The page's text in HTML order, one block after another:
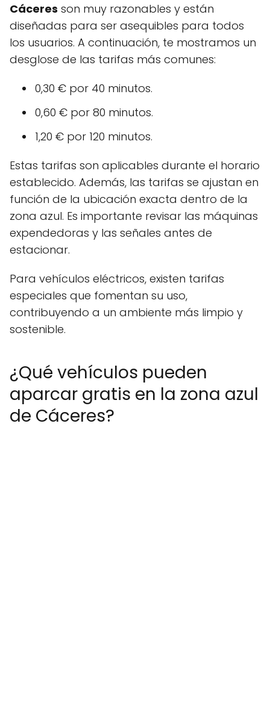
Cáceres son muy razonables y están
diseñadas para ser asequibles para todos
los usuarios. A continuación, te mostramos un
desglose de las tarifas más comunes:
0,30 € por 40 minutos.
0,60 € por 80 minutos.
1,20 € por 120 minutos.
Estas tarifas son aplicables durante el horario
establecido. Además, las tarifas se ajustan en
función de la ubicación exacta dentro de la
zona azul. Es importante revisar las máquinas
expendedoras y las señales antes de
estacionar.
Para vehículos eléctricos, existen tarifas
especiales que fomentan su uso,
contribuyendo a un ambiente más limpio y
sostenible.
¿Qué vehículos pueden
aparcar gratis en la zona azul
de Cáceres?